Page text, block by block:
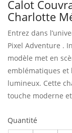
Calot
Charlotte
Entrez dans
Pixel Adventure .
modèle met en
emblématiques
lumineux. Cette
touche moderne
Quantité